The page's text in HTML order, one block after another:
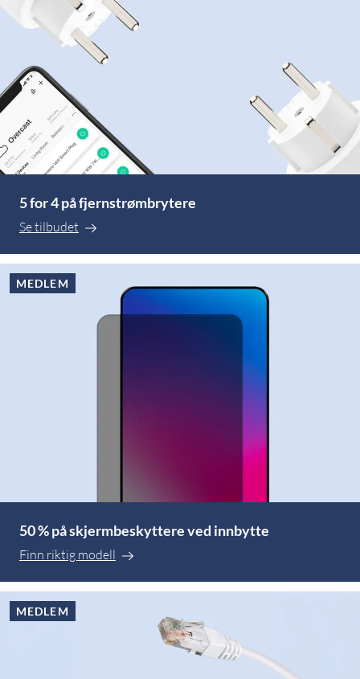
5 for 4 på fjernstrømbrytere
Se tilbudet
MEDLEM
50 % på skjermbeskyttere ved innbytte
Finn riktig modell
MEDLEM